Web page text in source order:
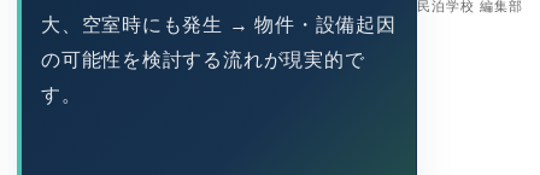
民泊学校 編集部
大、空室時にも発生 → 物件・設備起因
の可能性を検討する流れが現実的で
す。